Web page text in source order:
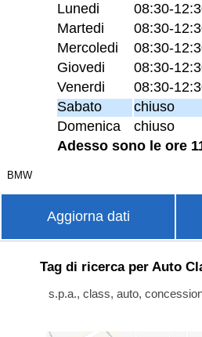
Lunedi
08:30-
Martedi
08:30-
Mercoledi
08:30-
Giovedi
08:30-
Venerdi
08:30-
Sabato
chiuso
Domenica
chiuso
Adesso sono le ore
BMW
Aggiorna dati
Tag di ricerca per Auto
s.p.a., class, auto,